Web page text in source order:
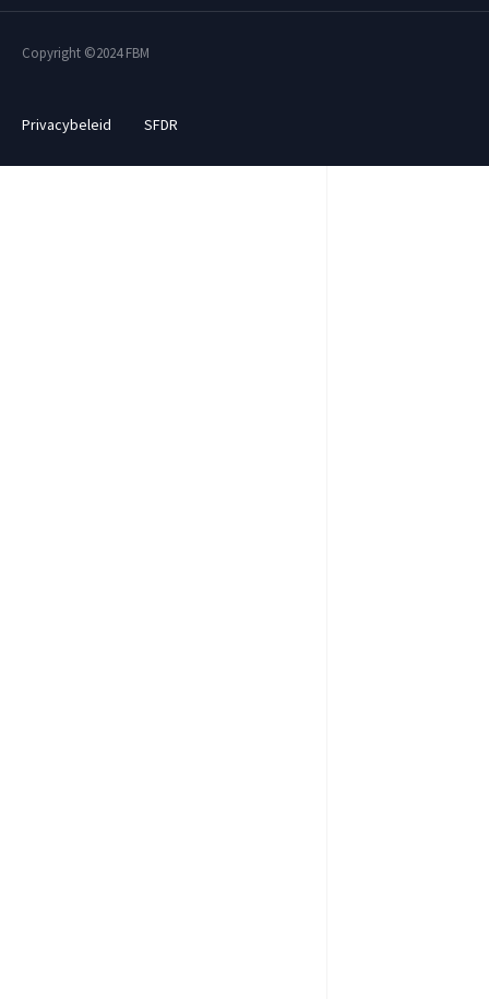
Copyright ©2024 FBM
Privacybeleid SFDR